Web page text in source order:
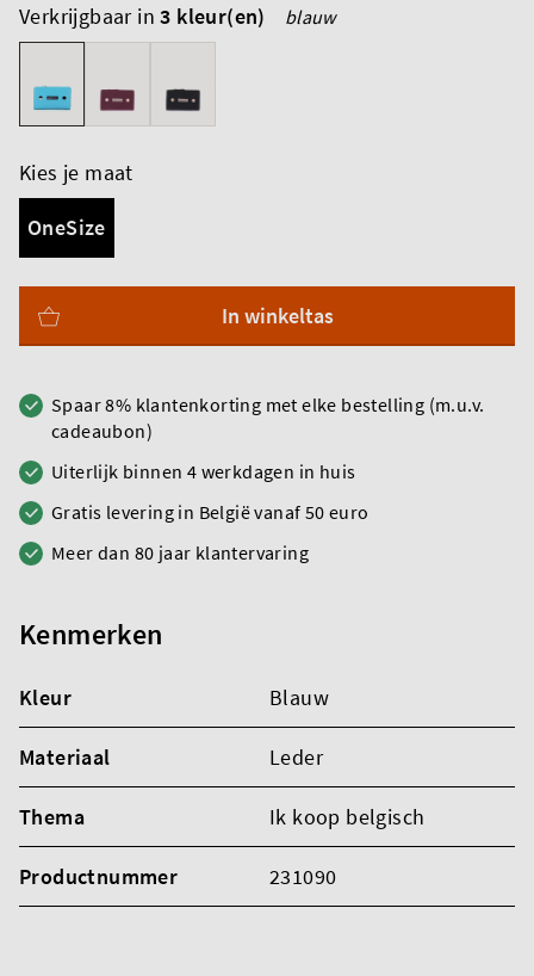
Verkrijgbaar in3 kleur(en) blauw
Kies je maat
OneSize
In winkeltas
Spaar 8% klantenkorting met elke bestelling (m.u.v.
cadeaubon)
Uiterlijk binnen 4 werkdagen in huis
Gratis levering in België vanaf 50 euro
Meer dan 80 jaar klantervaring
Kenmerken
Kleur Blauw
Materiaal Leder
Thema Ik koop belgisch
Productnummer 231090